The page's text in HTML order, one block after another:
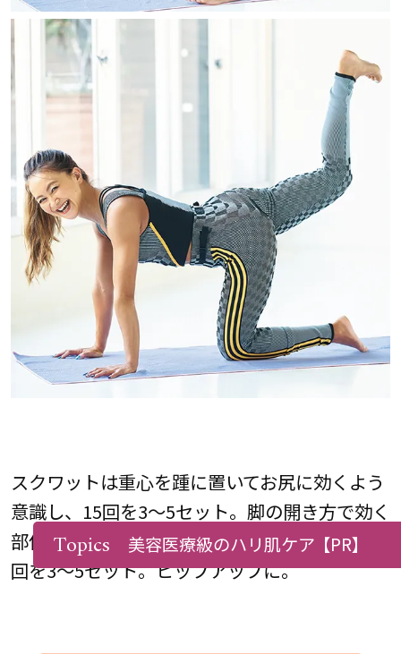
スクワットは重心を踵に置いてお尻に効くよう
意識し、15回を3〜5セット。脚の開き方で効く
部位が変わるからおすすめ。キックバックは20
回を3〜5セット。ヒップアップに。
Topics 美容医療級のハリ肌ケア【PR】